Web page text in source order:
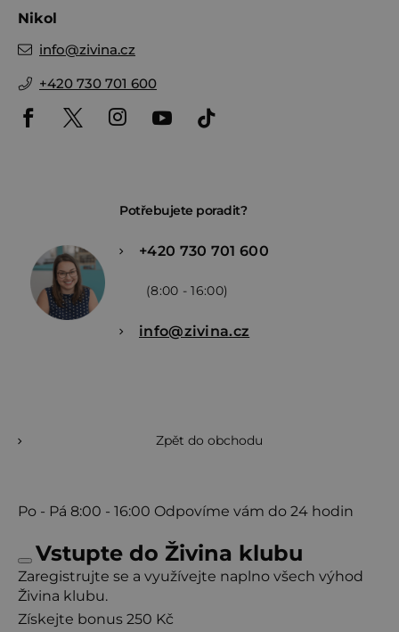
Nikol
info@zivina.cz
+420 730 701 600
Potřebujete poradit?
+420 730 701 600
(8:00 - 16:00)
info@zivina.cz
Zpět do obchodu
Po - Pá 8:00 - 16:00 Odpovíme vám do 24 hodin
Vstupte do Živina klubu
Zaregistrujte se a využívejte naplno všech výhod
Živina klubu.
Získejte bonus 250 Kč